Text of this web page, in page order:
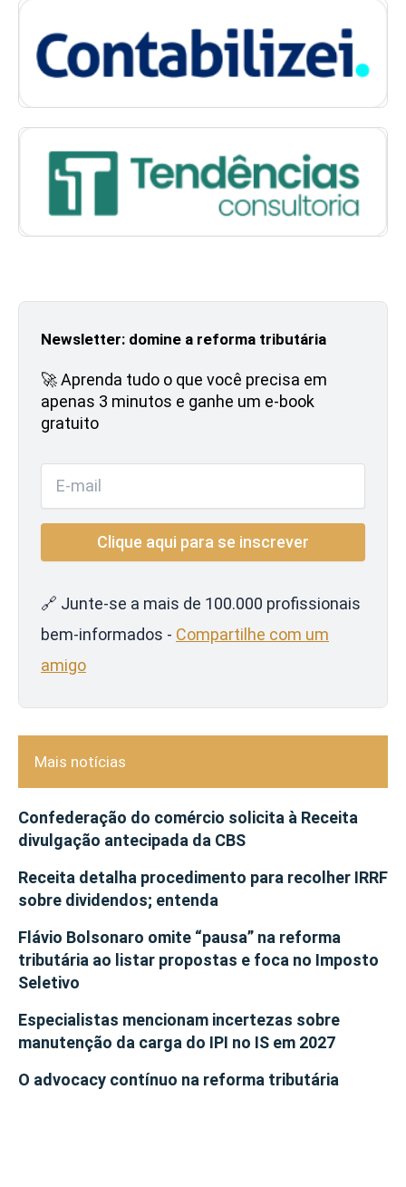
Newsletter: domine a reforma tributária
🚀 Aprenda tudo o que você precisa em
apenas 3 minutos e ganhe um e-book
gratuito
🔗 Junte-se a mais de 100.000 profissionais
bem-informados - Compartilhe com um
amigo
Mais notícias
Confederação do comércio solicita à Receita
divulgação antecipada da CBS
Receita detalha procedimento para recolher IRRF
sobre dividendos; entenda
Flávio Bolsonaro omite “pausa” na reforma
tributária ao listar propostas e foca no Imposto
Seletivo
Especialistas mencionam incertezas sobre
manutenção da carga do IPI no IS em 2027
O advocacy contínuo na reforma tributária